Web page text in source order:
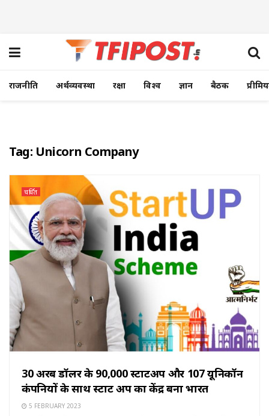
राजनीति अर्थव्यवस्था रक्षा विश्व ज्ञान बैठक
Tag: Unicorn Company
चर्चित
30 अरब डॉलर के 90,000 स्टार्टअप और 107 यूनिकॉर्न
कंपनियों के साथ स्टार्ट अप का केंद्र बना भारत
5 FEBRUARY 2023